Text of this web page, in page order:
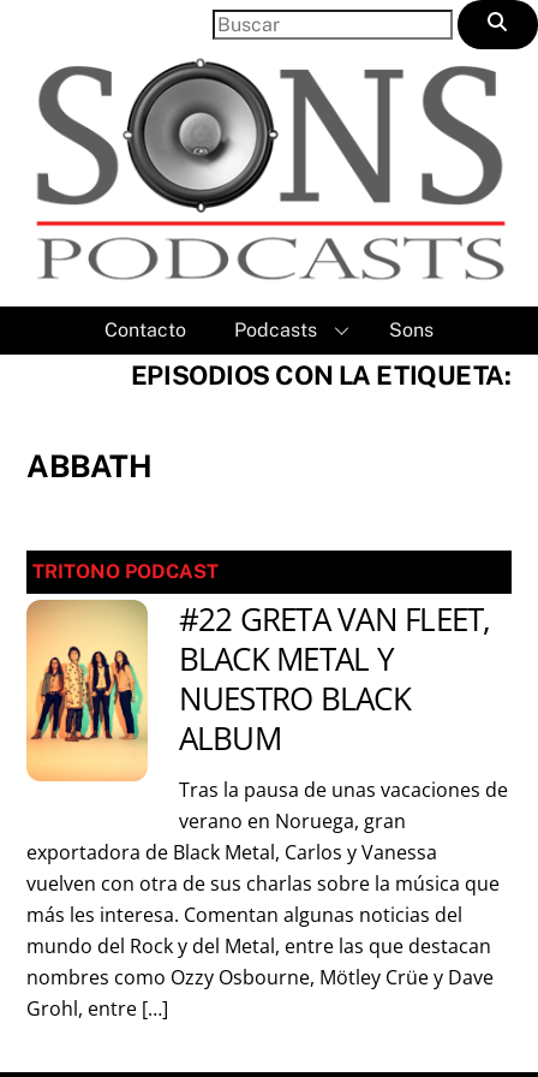
content
Contacto Podcasts Sons
EPISODIOS CON LA ETIQUETA:
ABBATH
TRITONO PODCAST
#22 GRETA VAN FLEET,
BLACK METAL Y
NUESTRO BLACK
ALBUM
Tras la pausa de unas vacaciones de
verano en Noruega, gran
exportadora de Black Metal, Carlos y Vanessa
vuelven con otra de sus charlas sobre la música que
más les interesa. Comentan algunas noticias del
mundo del Rock y del Metal, entre las que destacan
nombres como Ozzy Osbourne, Mötley Crüe y Dave
Grohl, entre […]